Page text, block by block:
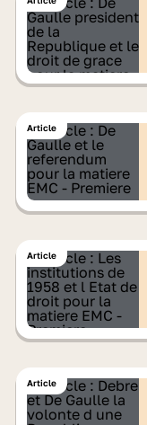
Article
Article
Article